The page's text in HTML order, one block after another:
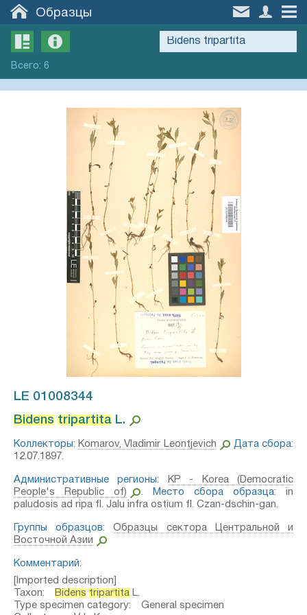
Образцы
Всего: 6
LE 01008344
Bidens tripartita L.⁣
Коллекторы: Komarov, Vladimir Leontjevich
Дата сбора:
12.07.1897.
Административные регионы:
KP - Korea (Democratic
People's Republic of)
. Место сбора образца: in
paludosis ad ripa fl. Jalu infra ostium fl. Czan-dschin-gan.
Группы образцов:
Образцы сектора Центральной и
Восточной Азии
Комментарий:
[Imported description]
Taxon:
Bidens tripartita L.
Type specimen category: General specimen